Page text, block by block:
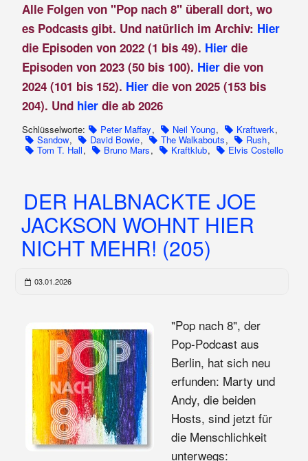
Alle Folgen von "Pop nach 8" überall dort, wo
es Podcasts gibt. Und natürlich im Archiv: Hier
die Episoden von 2022 (1 bis 49). Hierdie
Episoden von 2023 (50 bis 100). Hier die von
2024 (101 bis 152). Hier die von 2025 (153 bis
204). Und hier die ab 2026
Schlüsselworte: Peter Maffay, Neil Young, Kraftwerk,
Sandow, David Bowie, The Walkabouts, Rush,
Tom T. Hall, Bruno Mars, Kraftklub, Elvis Costello
DER HALBNACKTE JOE
JACKSON WOHNT HIER
NICHT MEHR! (205)
03.01.2026
"Pop nach 8", der
Pop-Podcast aus
Berlin, hat sich neu
erfunden: Marty und
Andy, die beiden
Hosts, sind jetzt für
die Menschlichkeit
unterwegs: